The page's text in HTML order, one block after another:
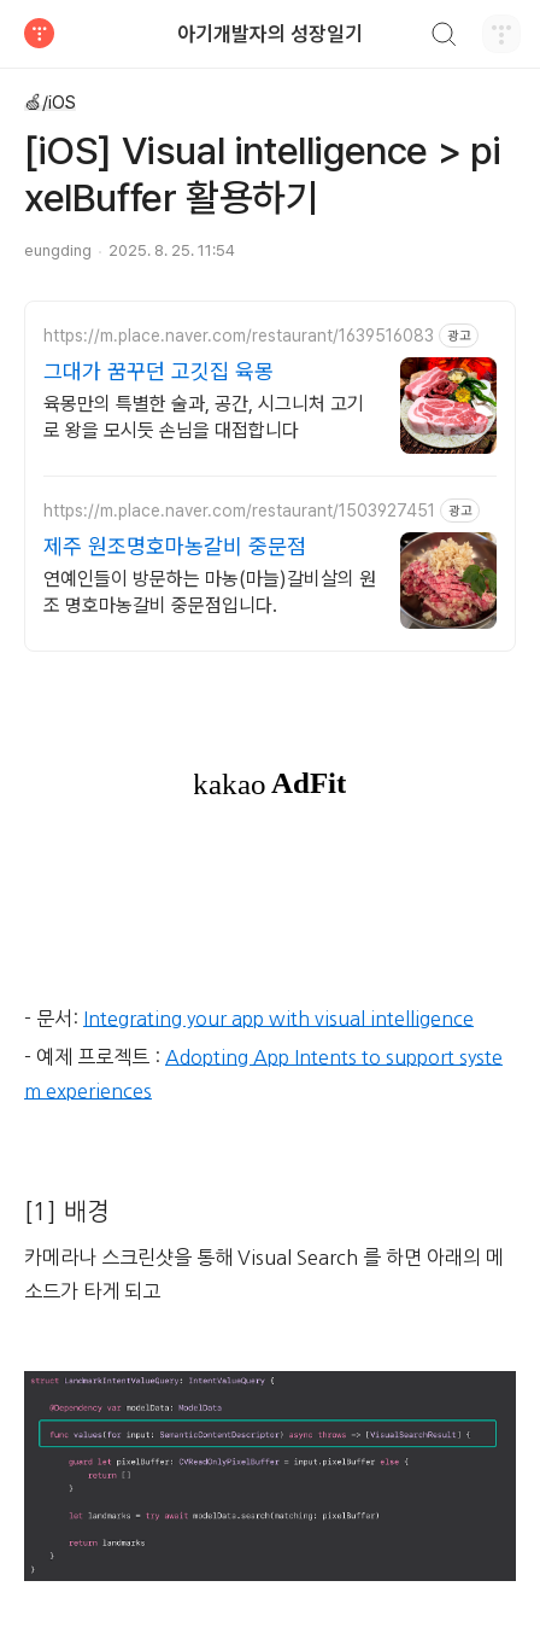
아기개발자의 성장일기
🍏/iOS
[iOS] Visual intelligence > pi
xelBuffer 활용하기
eungding 2025. 8. 25. 11:54
https://m.place.naver.com/restaurant/1639516083 광고
그대가 꿈꾸던 고깃집 육몽
육몽만의 특별한 술과, 공간, 시그니처 고기
로 왕을 모시듯 손님을 대접합니다
https://m.place.naver.com/restaurant/1503927451 광고
제주 원조명호마농갈비 중문점
연예인들이 방문하는 마농(마늘)갈비살의 원
조 명호마농갈비 중문점입니다.
- 문서:
Integrating your app with visual intelligence
- 예제 프로젝트 : Adopting App Intents to support syste
m experiences
[1] 배경
카메라나 스크린샷을 통해 Visual Search 를 하면 아래의 메
소드가 타게 되고